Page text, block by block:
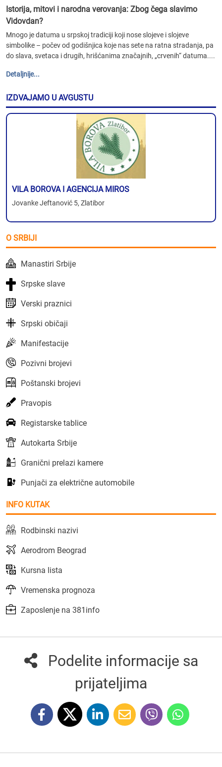
Istorija, mitovi i narodna verovanja: Zbog čega slavimo
Vidovdan?
Mnogo je datuma u srpskoj tradiciji koji nose slojeve i slojeve
simbolike – počev od godišnjica koje nas sete na ratna stradanja, pa
do slava, svetaca i drugih, hrišćanima značajnih, „crvenih“ datuma....
Detaljnije...
IZDVAJAMO U AVGUSTU
VILA BOROVA I AGENCIJA MIROS
Jovanke Jeftanović 5, Zlatibor
O SRBIJI
Manastiri Srbije
Srpske slave
Verski praznici
Srpski običaji
Manifestacije
Pozivni brojevi
Poštanski brojevi
Pravopis
Registarske tablice
Autokarta Srbije
Granični prelazi kamere
Punjači za električne automobile
INFO KUTAK
Rodbinski nazivi
Aerodrom Beograd
Kursna lista
Vremenska prognoza
Zaposlenje na 381info
Podelite informacije sa
prijateljima